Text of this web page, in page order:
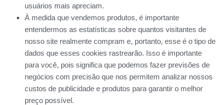
usuários mais apreciam.
À medida que vendemos produtos, é importante
entendermos as estatísticas sobre quantos visitantes de
nosso site realmente compram e, portanto, esse é o tipo de
dados que esses cookies rastrearão. Isso é importante
para você, pois significa que podemos fazer previsões de
negócios com precisão que nos permitem analizar nossos
custos de publicidade e produtos para garantir o melhor
preço possível.